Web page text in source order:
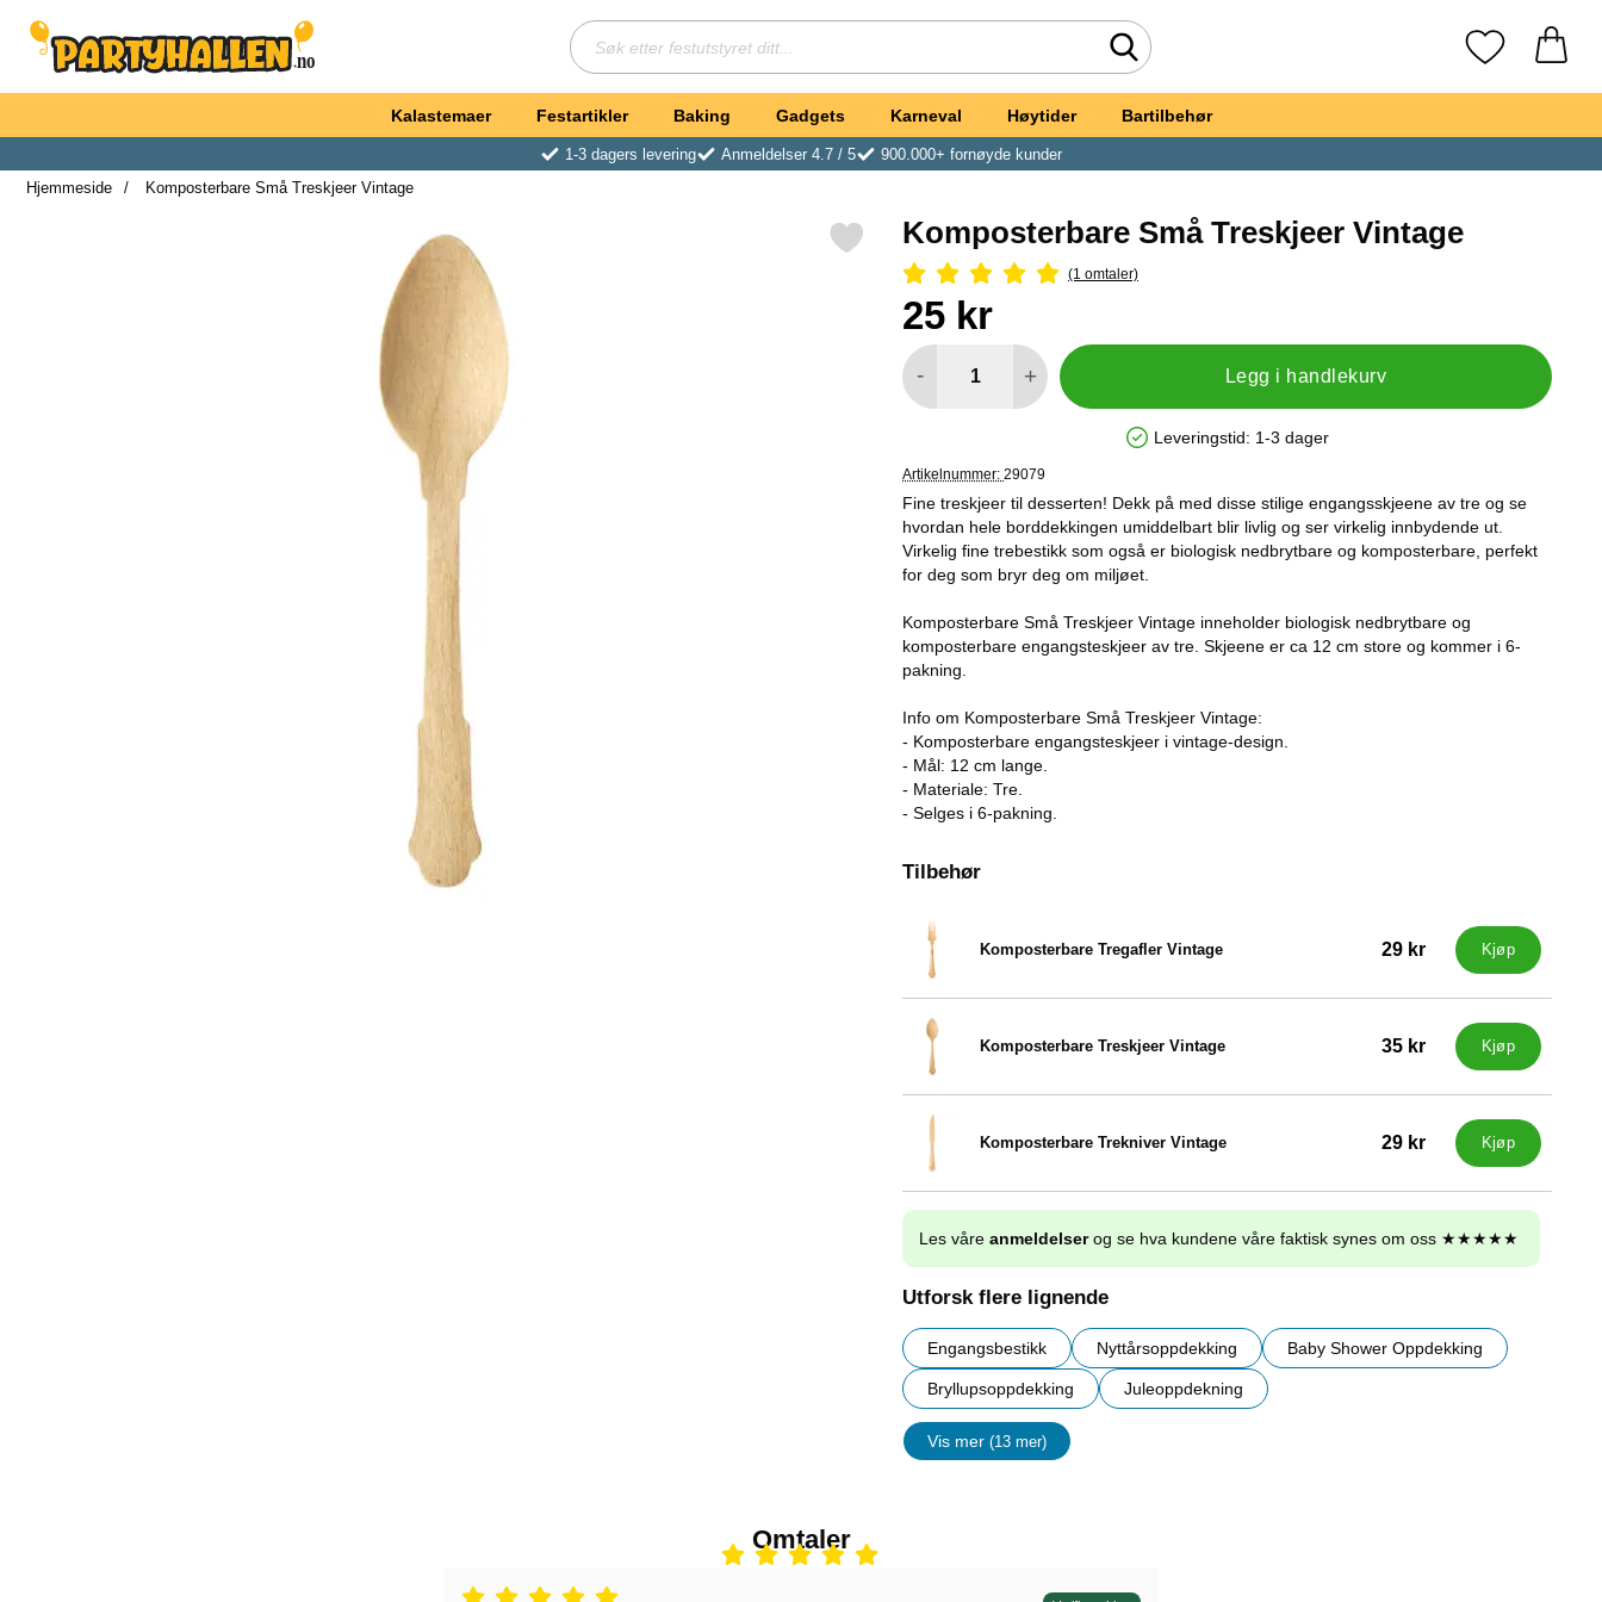
Søk
Søk
Startsiden for Partyhallen AB Mine favoritter
Kalastemaer Festartikler Baking Gadgets Karneval Høytider Bartilbehør
1-3 dagers levering Anmeldelser 4.7 / 5
900.000+ fornøyde kunder
Hjemmeside
Komposterbare Små Treskjeer Vintage
Merk komposterbare Små Treskjeer Vintage som favorittKomposterbare Små Treskjeer Vintage
Vurdering: 5 Stjerne, Gå til alle omtaler
(1 omtaler)
pris
25 kr
- + Legg i handlekurv
Produkttilgjengelighet: På lager
Leveringstid: 1-3 dager
Artikelnummer: 29079
Fine treskjeer til desserten! Dekk på med disse stilige engangsskjeene av tre og se
hvordan hele borddekkingen umiddelbart blir livlig og ser virkelig innbydende ut.
Virkelig fine trebestikk som også er biologisk nedbrytbare og komposterbare, perfekt
for deg som bryr deg om miljøet.
Komposterbare Små Treskjeer Vintage inneholder biologisk nedbrytbare og
komposterbare engangsteskjeer av tre. Skjeene er ca 12 cm store og kommer i 6-
pakning.
Info om Komposterbare Små Treskjeer Vintage:
- Komposterbare engangsteskjeer i vintage-design.
- Mål: 12 cm lange.
- Materiale: Tre.
- Selges i 6-pakning.
Tilbehør
Komposterbare Tregafler Vintage
Varenummer 29076 29 kr Kjøp
Komposterbare Treskjeer Vintage
Varenummer 29078 35 kr Kjøp
Komposterbare Trekniver Vintage
Varenummer 29077 29 kr Kjøp
Les våre anmeldelserog se hva kundene våre faktisk synes om oss ★★★★★
Utforsk flere lignende
Engangsbestikk Nyttårsoppdekking Baby Shower Oppdekking
Bryllupsoppdekking Juleoppdekning
Vis mer (13 mer)
egenskaper
Omtaler